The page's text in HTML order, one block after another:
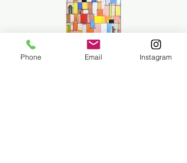
Phone Email Instagram